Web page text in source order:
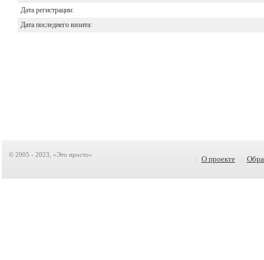
Дата регистрации:
Дата последнего визита:
© 2005 - 2023, «Это просто» О проекте